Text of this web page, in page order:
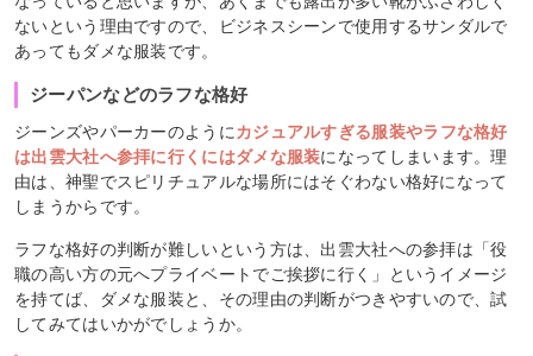
ないという理由ですので、ビジネスシーンで使用するサンダルで
あってもダメな服装です。
ジーパンなどのラフな格好
ジーンズやパーカーのようにカジュアルすぎる服装やラフな格好
は出雲大社へ参拝に行くにはダメな服装になってしまいます。理
由は、神聖でスピリチュアルな場所にはそぐわない格好になって
しまうからです。
ラフな格好の判断が難しいという方は、出雲大社への参拝は「役
職の高い方の元へプライベートでご挨拶に行く」というイメージ
を持てば、ダメな服装と、その理由の判断がつきやすいので、試
してみてはいかがでしょうか。